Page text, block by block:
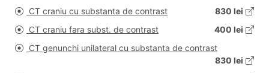
CT craniu cu substanta de contrast
830 lei
CT craniu fara subst. de contrast
400 lei
CT genunchi unilateral cu substanta de contrast
830 lei